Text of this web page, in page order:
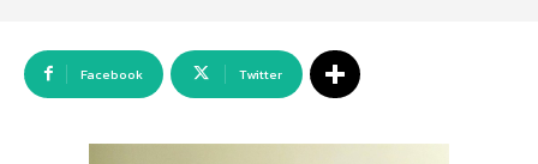
Facebook Twitter